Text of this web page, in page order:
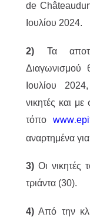
de
Ιουλίου 2024.
2) Τα
Διαγωνισμού
Ιουλίου
νικητές και με
τόπο www.
αναρτημένα
3) Οι νικητές
τριάντα (30).
4) Από την